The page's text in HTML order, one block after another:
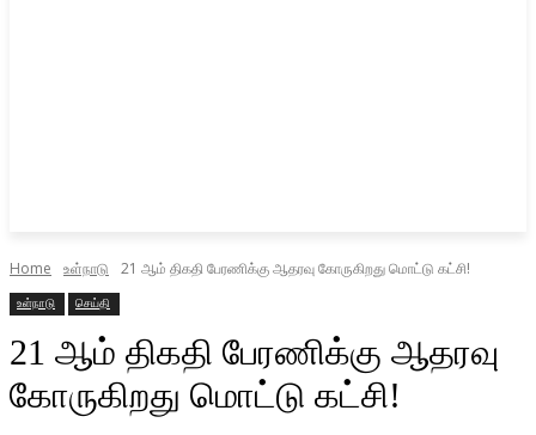
Home உள்நாடு 21 ஆம் திகதி பேரணிக்கு ஆதரவு கோருகிறது மொட்டு கட்சி!
உள்நாடு செய்தி
21 ஆம் திகதி பேரணிக்கு ஆதரவு
கோருகிறது மொட்டு கட்சி!